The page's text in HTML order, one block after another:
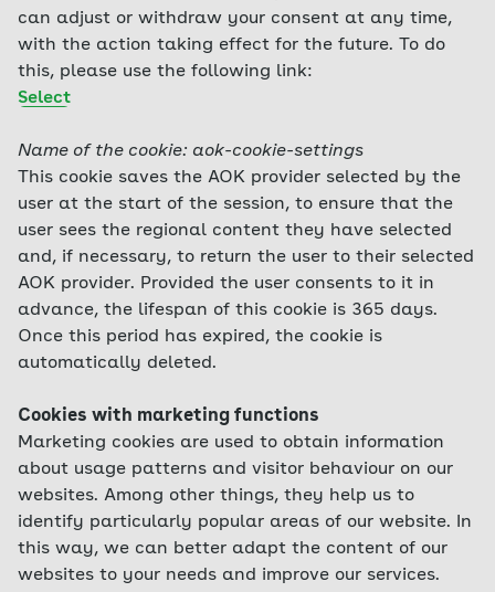
can adjust or withdraw your consent at any time,
with the action taking effect for the future. To do
this, please use the following link:
Select
Name of the cookie: aok-cookie-settings
This cookie saves the AOK provider selected by the
user at the start of the session, to ensure that the
user sees the regional content they have selected
and, if necessary, to return the user to their selected
AOK provider. Provided the user consents to it in
advance, the lifespan of this cookie is 365 days.
Once this period has expired, the cookie is
automatically deleted.
Cookies with marketing functions
Marketing cookies are used to obtain information
about usage patterns and visitor behaviour on our
websites. Among other things, they help us to
identify particularly popular areas of our website. In
this way, we can better adapt the content of our
websites to your needs and improve our services.